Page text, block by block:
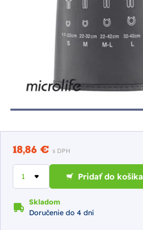
18,86 € s DPH
Pridať do košíka
Skladom
Doručenie do 4 dní